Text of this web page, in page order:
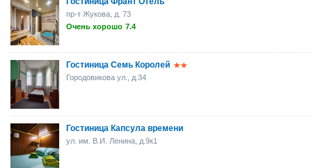
пр-т Жукова, д. 73
Очень хорошо 7.4
Гостиница Семь Королей
Городовикова ул., д.34
Гостиница Капсула времени
ул. им. В.И. Ленина, д.9к1